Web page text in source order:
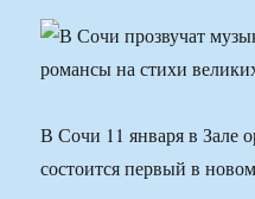
В Сочи 11 января в Зале
состоится первый в